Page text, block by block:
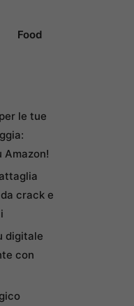
Food
le tue
Amazon!
crack e
digitale
con